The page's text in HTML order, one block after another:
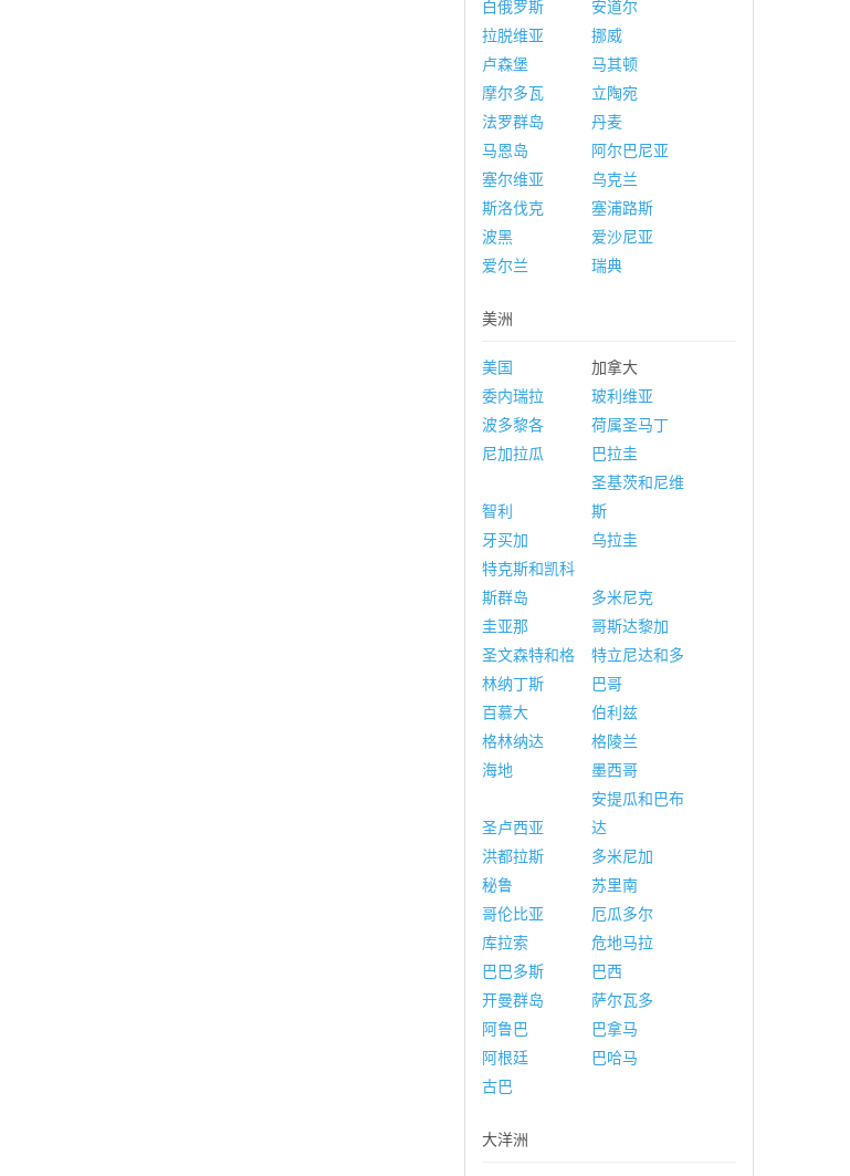
白俄罗斯
安道尔
拉脱维亚
挪威
卢森堡
马其顿
摩尔多瓦
立陶宛
法罗群岛
丹麦
马恩岛
阿尔巴尼亚
塞尔维亚
乌克兰
斯洛伐克
塞浦路斯
波黑
爱沙尼亚
爱尔兰
瑞典
美洲
美国
加拿大
委内瑞拉
玻利维亚
波多黎各
荷属圣马丁
尼加拉瓜
巴拉圭
智利
圣基茨和尼维
斯
牙买加
乌拉圭
特克斯和凯科
斯群岛
多米尼克
圭亚那
哥斯达黎加
圣文森特和格
林纳丁斯
特立尼达和多
巴哥
百慕大
伯利兹
格林纳达
格陵兰
海地
墨西哥
圣卢西亚
安提瓜和巴布
达
洪都拉斯
多米尼加
秘鲁
苏里南
哥伦比亚
厄瓜多尔
库拉索
危地马拉
巴巴多斯
巴西
开曼群岛
萨尔瓦多
阿鲁巴
巴拿马
阿根廷
巴哈马
古巴
大洋洲